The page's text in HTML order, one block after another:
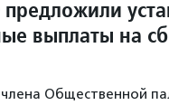
выплаты на
Общественной